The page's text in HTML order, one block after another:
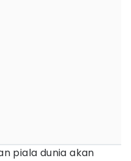
piala dunia akan